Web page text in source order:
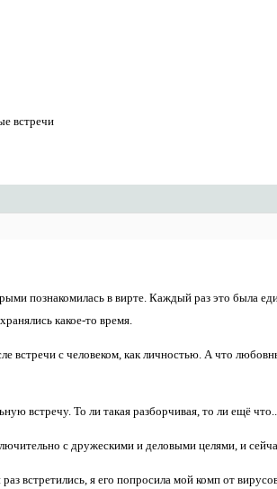
встречи
познакомилась в вирте. Каждый раз это была
какое-то время.
встречи с человеком, как личностью. А что
встречу. То ли такая разборчивая, то ли ещё что...
с дружескими и деловыми целями, и
встретились, я его попросила мой комп от